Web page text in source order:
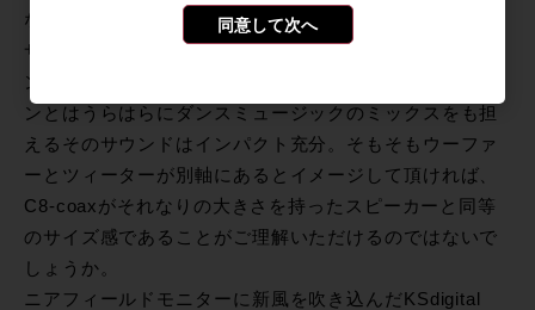
な筐体ですが、180W(C5は170W)という出力を持ちその
サイズからは想像できないほどの豊かでクリアなローエ
ンドが実現されています。高級感あるルーミーなデザイ
ンとはうらはらにダンスミュージックのミックスをも担
えるそのサウンドはインパクト充分。そもそもウーファ
ーとツィーターが別軸にあるとイメージして頂ければ、
C8-coaxがそれなりの大きさを持ったスピーカーと同等
のサイズ感であることがご理解いただけるのではないで
しょうか。
ニアフィールドモニターに新風を吹き込んだKSdigital
同意して次へ